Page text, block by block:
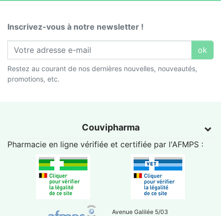
Inscrivez-vous à notre newsletter !
ok
Restez au courant de nos dernières nouvelles, nouveautés,
promotions, etc.
Couvipharma
Pharmacie en ligne vérifiée et certifiée par l'AFMPS :
Avenue Galilée 5/03